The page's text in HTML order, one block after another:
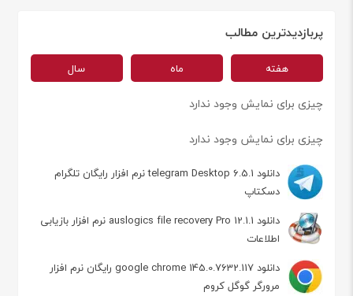
پربازدیدترین مطالب
هفته ماه سال
چیزی برای نمایش وجود ندارد
چیزی برای نمایش وجود ندارد
دانلود telegram Desktop 6.5.1 نرم افزار رایگان تلگرام
دسکتاپ
دانلود auslogics file recovery Pro 12.1.1 نرم افزار بازیابی
اطلاعات
دانلود google chrome 145.0.7632.117 رایگان نرم افزار
مرورگر گوگل کروم